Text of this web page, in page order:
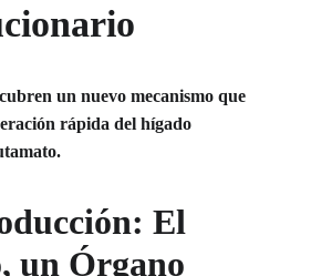
un nuevo mecanismo que
rápida del hígado
El
un Órgano